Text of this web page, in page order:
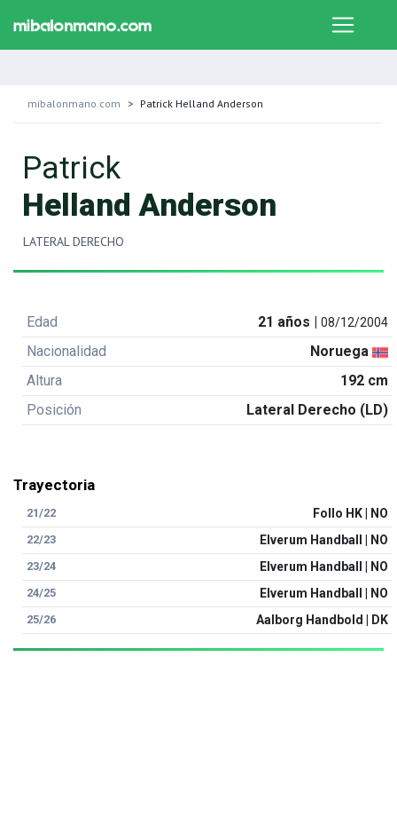
mibalonmano.com Patrick Helland Anderson
Patrick
Helland Anderson
LATERAL DERECHO
Edad 21 años |08/12/2004
Nacionalidad
Noruega
Altura
192 cm
Posición
Lateral Derecho (LD)
Trayectoria
21/22 Follo HK | NO
22/23 Elverum Handball | NO
23/24 Elverum Handball | NO
24/25 Elverum Handball | NO
25/26 Aalborg Handbold | DK